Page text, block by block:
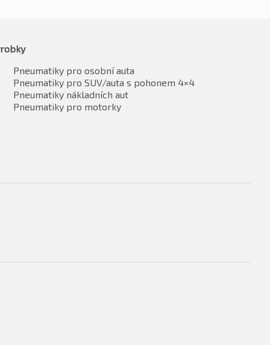
Pneumatiky pro osobní auta
Pneumatiky pro SUV/auta s pohonem 4×4
Pneumatiky nákladních aut
Pneumatiky pro motorky